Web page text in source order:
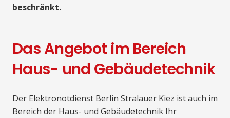
beschränkt.
Das Angebot im Bereich
Haus- und Gebäudetechnik
Der Elektronotdienst Berlin Stralauer Kiez ist auch im
Bereich der Haus- und Gebäudetechnik Ihr